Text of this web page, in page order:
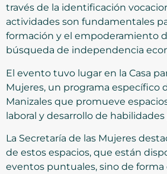
través de la identificación
actividades son fundamentales
formación y el empoderamiento
búsqueda de independencia
El evento tuvo lugar en la Casa
Mujeres, un programa específico
Manizales que promueve
laboral y desarrollo de
La Secretaría de las Mujeres
de estos espacios, que están
eventos puntuales, sino de forma